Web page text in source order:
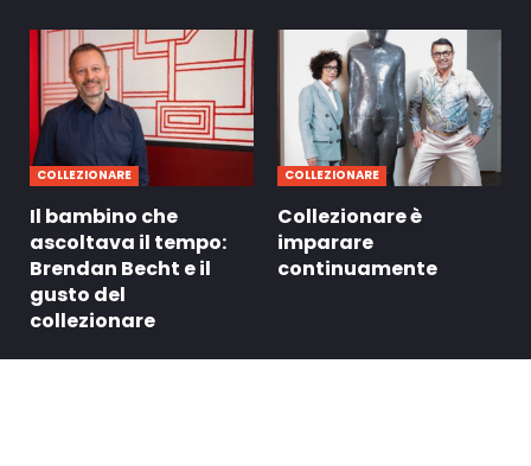
COLLEZIONARE
Il bambino che
ascoltava il tempo:
Brendan Becht e il
gusto del
collezionare
COLLEZIONARE
Collezionare è
imparare
continuamente